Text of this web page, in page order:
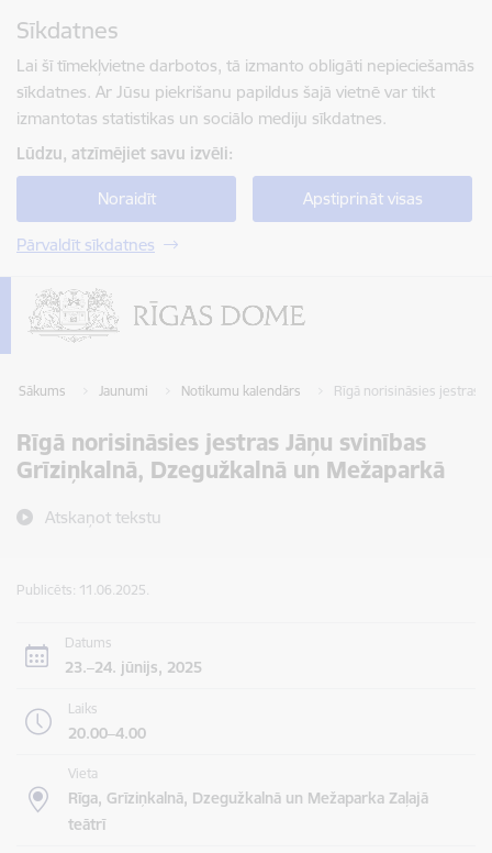
Sīkdatnes
Lai šī tīmekļvietne darbotos, tā izmanto obligāti nepieciešamās
sīkdatnes. Ar Jūsu piekrišanu papildus šajā vietnē var tikt
izmantotas statistikas un sociālo mediju sīkdatnes.
Lūdzu, atzīmējiet savu izvēli:
Noraidīt Apstiprināt visas
Pārvaldīt sīkdatnes
Sākums Jaunumi Notikumu kalendārs Rīgā norisināsies jestras
Rīgā norisināsies jestras Jāņu svinības
Grīziņkalnā, Dzegužkalnā un Mežaparkā
Atskaņot tekstu
Publicēts: 11.06.2025.
Datums
23.–24. jūnijs, 2025
Laiks
20.00–4.00
Vieta
Rīga, Grīziņkalnā, Dzegužkalnā un Mežaparka Zaļajā
teātrī